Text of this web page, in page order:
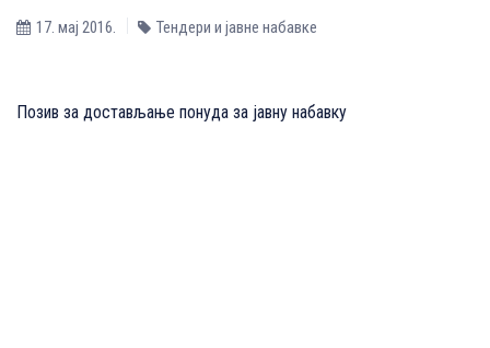
17. мај 2016. Тендери и јавне набавке
Позив за достављање понуда за јавну набавку